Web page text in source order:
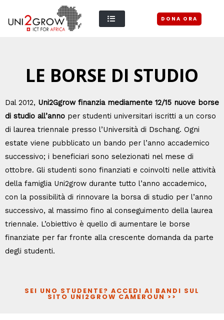
DONA ORA
LE BORSE DI STUDIO
Dal 2012, Uni2Ggrow finanzia mediamente 12/15 nuove borse
di studio all’anno per studenti universitari iscritti a un corso
di laurea triennale presso l’Università di Dschang. Ogni
estate viene pubblicato un bando per l’anno accademico
successivo; i beneficiari sono selezionati nel mese di
ottobre. Gli studenti sono finanziati e coinvolti nelle attività
della famiglia Uni2grow durante tutto l’anno accademico,
con la possibilità di rinnovare la borsa di studio per l’anno
successivo, al massimo fino al conseguimento della laurea
triennale. L’obiettivo è quello di aumentare le borse
finanziate per far fronte alla crescente domanda da parte
degli studenti.
SEI UNO STUDENTE? ACCEDI AI BANDI SUL
SITO UNI2GROW CAMEROUN >>